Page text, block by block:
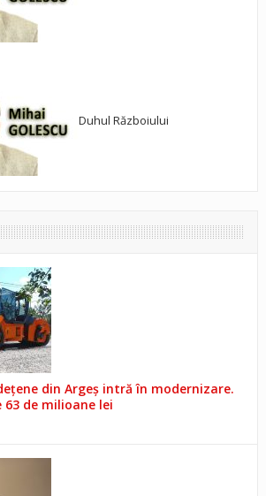
Duhul Războiului
din Argeș intră în modernizare.
de milioane lei